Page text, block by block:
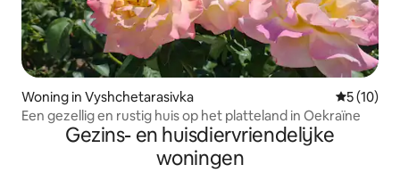
Woning in Vyshchetarasivka
5 (10)
Een gezellig en rustig huis op het platteland in Oekraïne
Gezins- en huisdiervriendelijke
woningen